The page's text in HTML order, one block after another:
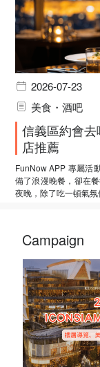
2026-07-23
美食・酒吧
信義區約會
店推薦
FunNow APP 專屬活
備了浪漫晚餐，卻在
夜晚，除了吃一頓氣
Campaign